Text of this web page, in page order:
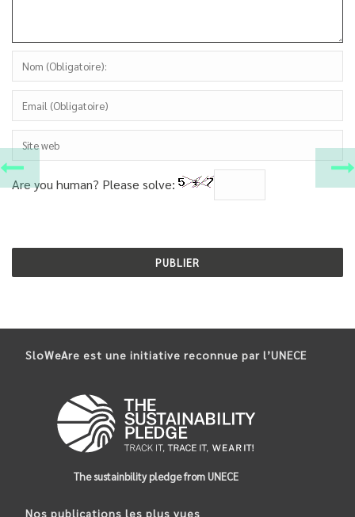
Are you human? Please solve:
SloWeAre est une initiative reconnue par l’UNECE
The sustainbility pledge from UNECE
Nos publications les plus vues